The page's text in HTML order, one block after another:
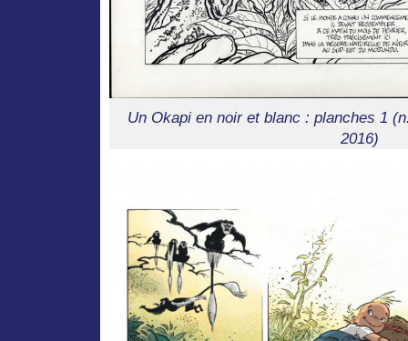
Un Okapi en noir et blanc : planches 1
2016)